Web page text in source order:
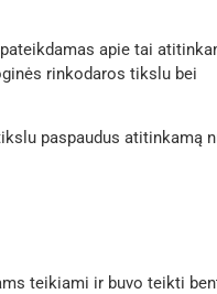
apie tai
rinkodaros tikslu bei
paspaudus atitinkamą
teikiami ir buvo teikti